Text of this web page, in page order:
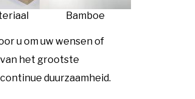
Bamboe
u om uw wensen of
van het grootste
duurzaamheid.